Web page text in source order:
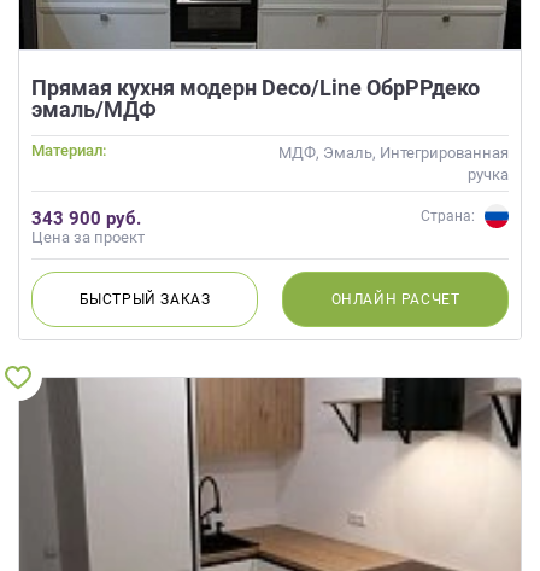
Прямая кухня модерн Deco/Line ОбрРРдеко
эмаль/МДФ
Материал:
МДФ, Эмаль, Интегрированная
ручка
343 900 руб.
Цена за проект
Страна:
БЫСТРЫЙЗАКАЗ ОНЛАЙН РАСЧЕТ